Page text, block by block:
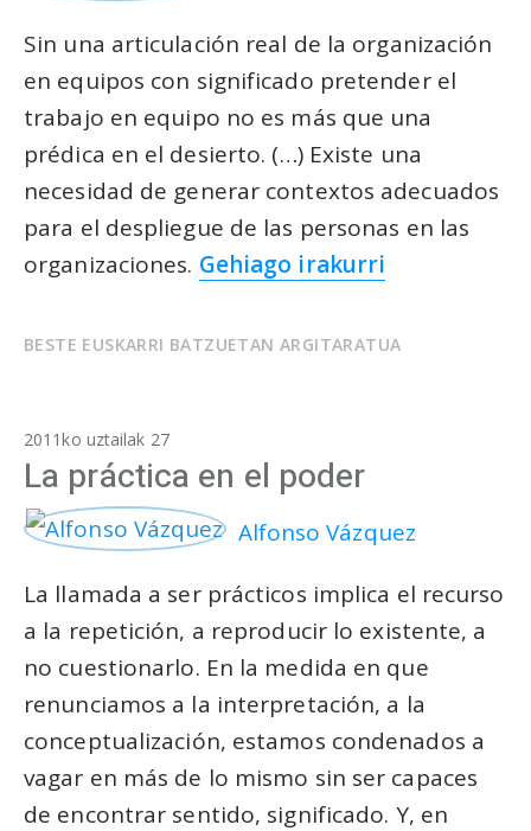
Sin una articulación real de la organización
en equipos con significado pretender el
trabajo en equipo no es más que una
prédica en el desierto. (…) Existe una
necesidad de generar contextos adecuados
para el despliegue de las personas en las
organizaciones. Gehiago irakurri
BESTE EUSKARRI BATZUETAN ARGITARATUA
2011ko uztailak 27
La práctica en el poder
Alfonso Vázquez
La llamada a ser prácticos implica el recurso
a la repetición, a reproducir lo existente, a
no cuestionarlo. En la medida en que
renunciamos a la interpretación, a la
conceptualización, estamos condenados a
vagar en más de lo mismo sin ser capaces
de encontrar sentido, significado. Y, en